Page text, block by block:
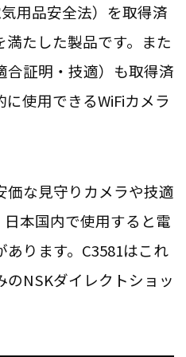
用品安全法）を取得済
たした製品です。また
合証明・技適）も取得済
使用できるWiFiカメラ
価な見守りカメラや技適
本国内で使用すると電
ります。C3581はこれ
NSKダイレクトショッ